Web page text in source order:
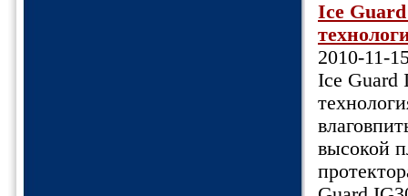
Ice
2010-11-
Ice Guard
высокой